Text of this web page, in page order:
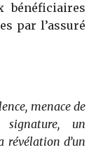
bénéficiaires
par l’assuré
menace de
un
révélation d’un